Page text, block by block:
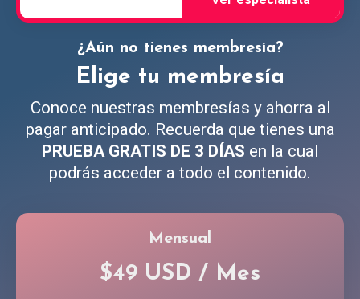
¿Aún no tienes membresía?
Elige tu membresía
Conoce nuestras membresías y ahorra al
pagar anticipado. Recuerda que tienes una
PRUEBA GRATIS DE 3 DÍAS en la cual
podrás acceder a todo el contenido.
Mensual
$49 USD / Mes